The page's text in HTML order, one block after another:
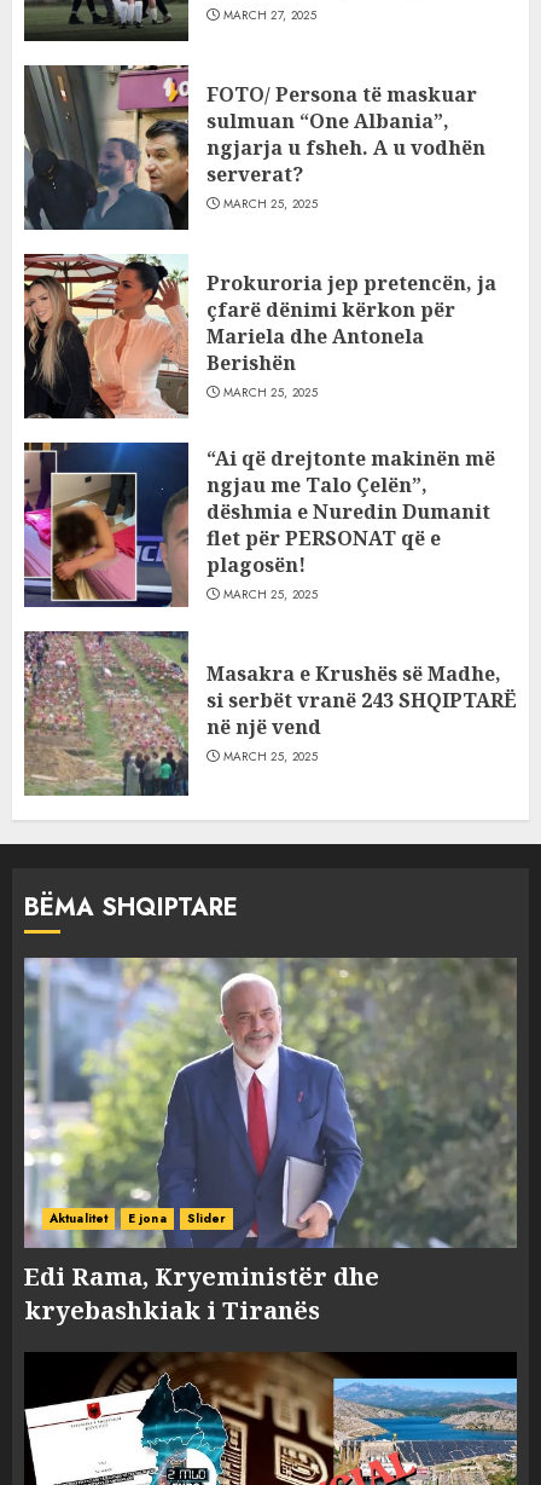
MARCH 27, 2025
FOTO/ Persona të maskuar
sulmuan “One Albania”,
ngjarja u fsheh. A u vodhën
serverat?
MARCH 25, 2025
Prokuroria jep pretencën, ja
çfarë dënimi kërkon për
Mariela dhe Antonela
Berishën
MARCH 25, 2025
“Ai që drejtonte makinën më
ngjau me Talo Çelën”,
dëshmia e Nuredin Dumanit
flet për PERSONAT që e
plagosën!
MARCH 25, 2025
Masakra e Krushës së Madhe,
si serbët vranë 243 SHQIPTARË
në një vend
MARCH 25, 2025
BËMA SHQIPTARE
Aktualitet E jona Slider
Edi Rama, Kryeministër dhe
kryebashkiak i Tiranës